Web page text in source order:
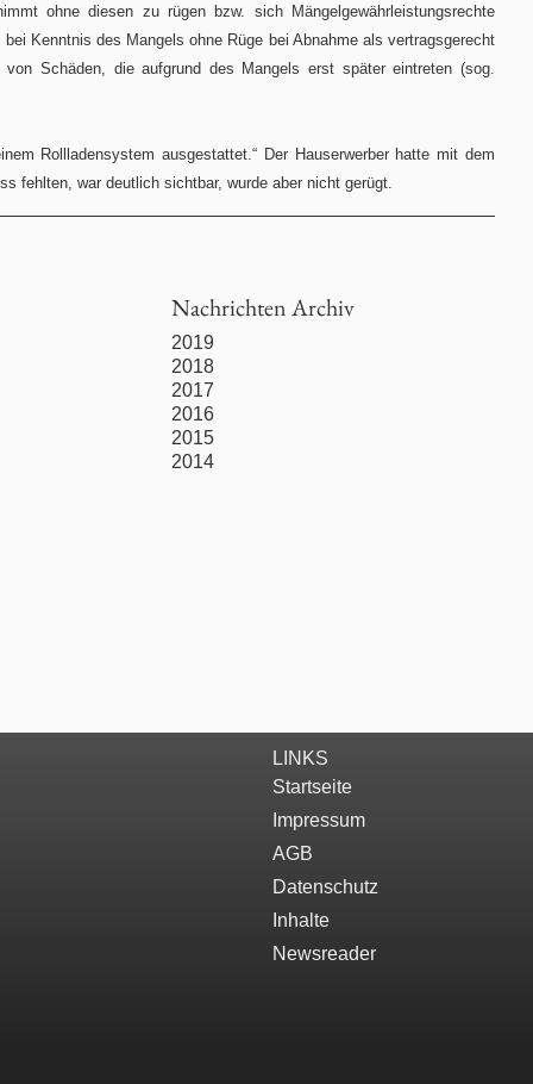
ohne diesen zu rügen bzw. sich Mängelgewährleistungsrechte
Kenntnis des Mangels ohne Rüge bei Abnahme als vertragsgerecht
Schäden, die aufgrund des Mangels erst später eintreten (sog.
Rollladensystem ausgestattet.“ Der Hauserwerber hatte mit dem
fehlten, war deutlich sichtbar, wurde aber nicht gerügt.
Nachrichten Archiv
2019
2018
2017
2016
2015
2014
LINKS
Startseite
Impressum
AGB
Datenschutz
Inhalte
Newsreader